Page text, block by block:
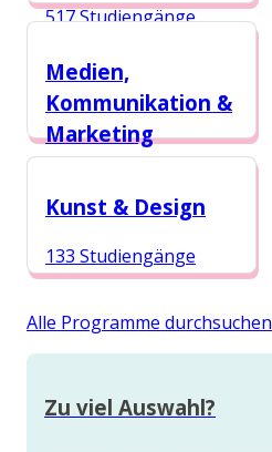
517 Studiengänge
Medien,
Kommunikation &
Marketing
Kunst & Design
133 Studiengänge
Alle Programme durchsuchen
Zu viel Auswahl?